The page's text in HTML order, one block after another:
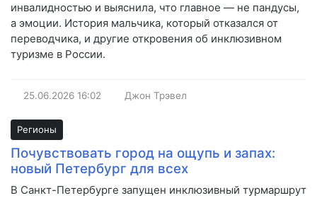
инвалидностью и выяснила, что главное — не пандусы,
а эмоции. История мальчика, который отказался от
переводчика, и другие откровения об инклюзивном
туризме в России.
25.06.2026 16:02 Джон Трэвел
Регионы
Почувствовать город на ощупь и запах:
новый Петербург для всех
В Санкт-Петербурге запущен инклюзивный турмаршрут